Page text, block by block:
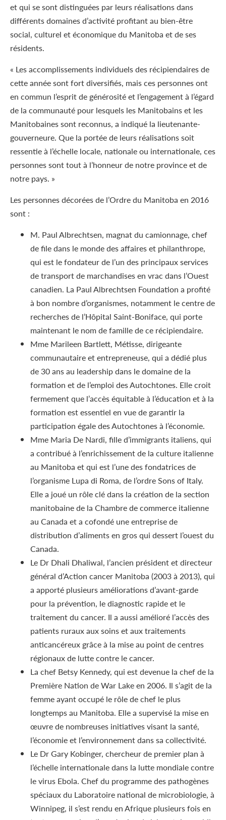
et qui se sont distinguées par leurs réalisations dans
différents domaines d’activité profitant au bien-être
social, culturel et économique du Manitoba et de ses
résidents.
« Les accomplissements individuels des récipiendaires de
cette année sont fort diversifiés, mais ces personnes ont
en commun l’esprit de générosité et l’engagement à l’égard
de la communauté pour lesquels les Manitobains et les
Manitobaines sont reconnus, a indiqué la lieutenante-
gouverneure. Que la portée de leurs réalisations soit
ressentie à l’échelle locale, nationale ou internationale, ces
personnes sont tout à l’honneur de notre province et de
notre pays. »
Les personnes décorées de l’Ordre du Manitoba en 2016
sont :
M. Paul Albrechtsen, magnat du camionnage, chef
de file dans le monde des affaires et philanthrope,
qui est le fondateur de l’un des principaux services
de transport de marchandises en vrac dans l’Ouest
canadien. La Paul Albrechtsen Foundation a profité
à bon nombre d’organismes, notamment le centre de
recherches de l’Hôpital Saint-Boniface, qui porte
maintenant le nom de famille de ce récipiendaire.
Mme Marileen Bartlett, Métisse, dirigeante
communautaire et entrepreneuse, qui a dédié plus
de 30 ans au leadership dans le domaine de la
formation et de l’emploi des Autochtones. Elle croit
fermement que l’accès équitable à l’éducation et à la
formation est essentiel en vue de garantir la
participation égale des Autochtones à l’économie.
Mme Maria De Nardi, fille d’immigrants italiens, qui
a contribué à l’enrichissement de la culture italienne
au Manitoba et qui est l’une des fondatrices de
l’organisme Lupa di Roma, de l’ordre Sons of Italy.
Elle a joué un rôle clé dans la création de la section
manitobaine de la Chambre de commerce italienne
au Canada et a cofondé une entreprise de
distribution d’aliments en gros qui dessert l’ouest du
Canada.
Le Dr Dhali Dhaliwal, l’ancien président et directeur
général d’Action cancer Manitoba (2003 à 2013), qui
a apporté plusieurs améliorations d’avant-garde
pour la prévention, le diagnostic rapide et le
traitement du cancer. Il a aussi amélioré l’accès des
patients ruraux aux soins et aux traitements
anticancéreux grâce à la mise au point de centres
régionaux de lutte contre le cancer.
La chef Betsy Kennedy, qui est devenue la chef de la
Première Nation de War Lake en 2006. Il s’agit de la
femme ayant occupé le rôle de chef le plus
longtemps au Manitoba. Elle a supervisé la mise en
œuvre de nombreuses initiatives visant la santé,
l’économie et l’environnement dans sa collectivité.
Le Dr Gary Kobinger, chercheur de premier plan à
l’échelle internationale dans la lutte mondiale contre
le virus Ebola. Chef du programme des pathogènes
spéciaux du Laboratoire national de microbiologie, à
Winnipeg, il s’est rendu en Afrique plusieurs fois en